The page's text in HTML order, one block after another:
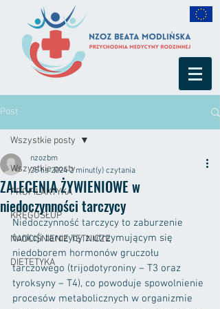
Post
Wszystkie posty
PROFILAKTYKA
KRĘGOSŁUP
NADCIŚNIENIE TĘTNICZE
DIETETYKA
Wszystkie posty
ZALECENIA ŻYWIENIOWE w
niedoczynności tarczycy
nzozbm
25 lis 2024 2 minut(y) czytania
Niedoczynność tarczycy to zaburzenie
funkcji tarczycy z utrzymującym się
niedoborem hormonów gruczołu
tarczowego (trijodotyroniny – T3 oraz
tyroksyny – T4), co powoduje spowolnienie
procesów metabolicznych w organizmie